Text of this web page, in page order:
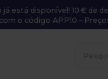
já está disponível! 10 € de
com o código APP10 –